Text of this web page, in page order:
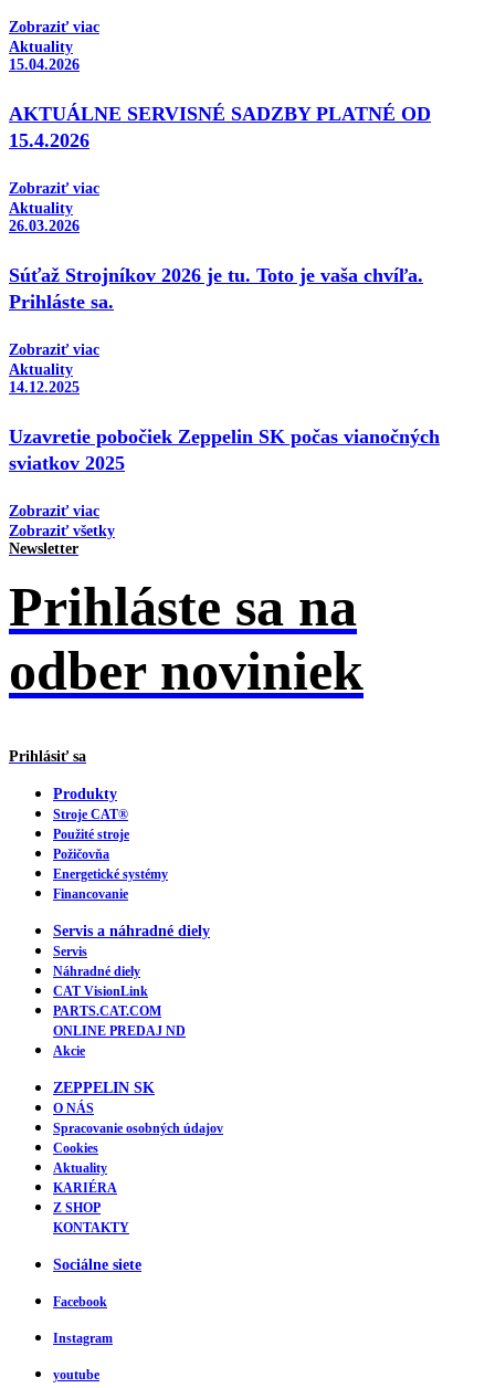
Zobraziť viac
Aktuality
15.04.2026
AKTUÁLNE SERVISNÉ SADZBY PLATNÉ OD
15.4.2026
Zobraziť viac
Aktuality
26.03.2026
Súťaž Strojníkov 2026 je tu. Toto je vaša chvíľa.
Prihláste sa.
Zobraziť viac
Aktuality
14.12.2025
Uzavretie pobočiek Zeppelin SK počas vianočných
sviatkov 2025
Zobraziť viac
Zobraziť všetky
Newsletter
Prihláste sa na
odber noviniek
Prihlásiť sa
Produkty
Stroje CAT®
Použité stroje
Požičovňa
Energetické systémy
Financovanie
Servis a náhradné diely
Servis
Náhradné diely
CAT VisionLink
PARTS.CAT.COM
ONLINE PREDAJ ND
Akcie
ZEPPELIN SK
O NÁS
Spracovanie osobných údajov
Cookies
Aktuality
KARIÉRA
Z SHOP
KONTAKTY
Sociálne siete
Facebook
Instagram
youtube